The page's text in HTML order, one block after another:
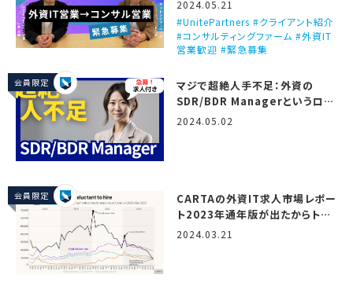
2024.05.21
UnitePartners #クライアント紹介
#コンサルティングファーム #外資IT
営業歓迎 #緊急募集
会員限定
マジで超絶人手不足：外資の
SDR/BDR Managerというロー
ル
2024.05.02
会員限定
CARTAの外資IT求人市場レポー
ト2023年通年版が出たからトミ
オが翻訳しつつ解説するで！
2024.03.21